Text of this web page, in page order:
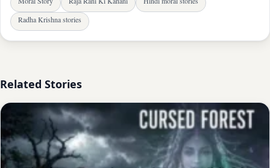
Moral Story
Raja Rani Ki Kahani
Hindi moral stories
Radha Krishna stories
Related Stories